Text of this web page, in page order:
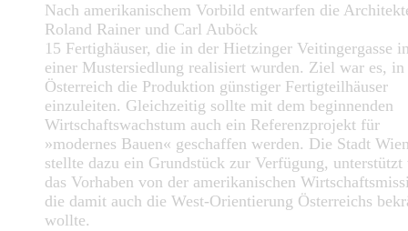
Nach amerikanischem Vorbild entwarfen die
Roland Rainer und Carl Auböck
15 Fertighäuser, die in der Hietzinger Veitingergasse
einer Mustersiedlung realisiert wurden. Ziel war es, in
Österreich die Produktion günstiger Fertigteilhäuser
einzuleiten. Gleichzeitig sollte mit dem beginnenden
Wirtschaftswachstum auch ein Referenzprojekt für
»modernes Bauen« geschaffen werden. Die Stadt
stellte dazu ein Grundstück zur Verfügung, unterstützt
das Vorhaben von der amerikanischen
die damit auch die West-Orientierung Österreichs
wollte.